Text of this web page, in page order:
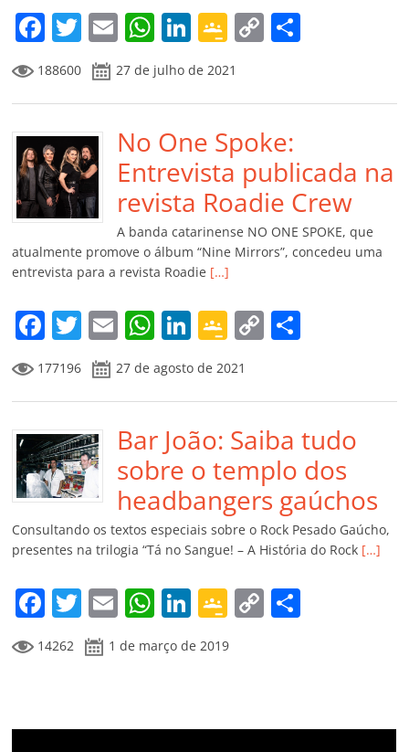
m
F
a
c
e
b
o
o
k
T
w
itt
er
E
m
ai
l
W
h
at
s
A
p
p
Li
n
k
e
dI
n
G
o
o
gl
e
Cl
a
ss
ro
o
m
C
y
Li
n
k
p
til
h
ar
188600 27 de julho de 2021
No One Spoke:
Entrevista publicada na
revista Roadie Crew
A banda catarinense NO ONE SPOKE, que
atualmente promove o álbum “Nine Mirrors”, concedeu uma
entrevista para a revista Roadie […]
F
a
c
e
b
o
o
k
T
w
itt
er
E
m
ai
l
W
at
s
A
p
p
Li
n
k
e
dI
n
G
o
o
gl
e
Cl
a
ss
ro
o
m
C
y
Li
n
k
p
ar
til
h
ar
177196 27 de agosto de 2021
Bar João: Saiba tudo
sobre o templo dos
headbangers gaúchos
Consultando os textos especiais sobre o Rock Pesado Gaúcho,
presentes na trilogia “Tá no Sangue! – A História do Rock […]
F
a
c
b
T
w
itt
E
m
ai
W
at
A
Li
n
k
dI
G
o
e
C
Li ar
14262 1 de março de 2019